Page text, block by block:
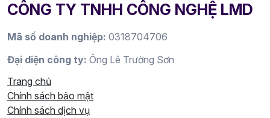
CÔNG TY TNHH CÔNG NGHỆ LMD
Mã số doanh nghiệp: 0318704706
Đại diện công ty: Ông Lê Trường Sơn
Trang chủ
Chính sách bảo mật
Chính sách dịch vụ